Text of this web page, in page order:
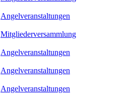
Angelveranstaltungen
Mitgliederversammlung
Angelveranstaltungen
Angelveranstaltungen
Angelveranstaltungen